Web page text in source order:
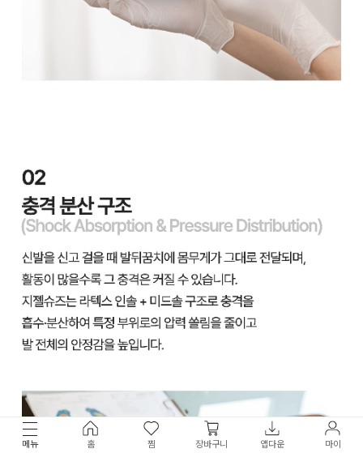
메뉴 홈 찜 장바구니 앱다운 마이